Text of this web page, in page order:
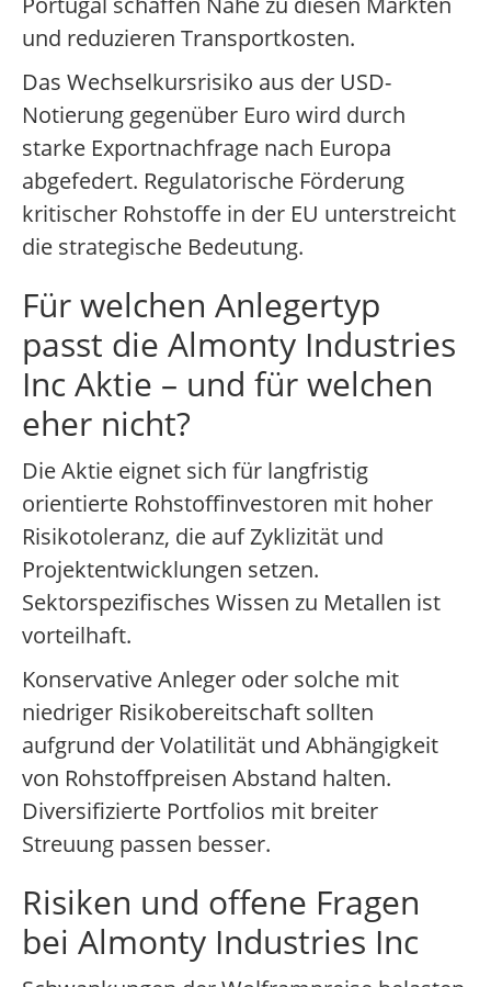
und reduzieren Transportkosten.
Das Wechselkursrisiko aus der USD-
Notierung gegenüber Euro wird durch
starke Exportnachfrage nach Europa
abgefedert. Regulatorische Förderung
kritischer Rohstoffe in der EU unterstreicht
die strategische Bedeutung.
Für welchen Anlegertyp
passt die Almonty Industries
Inc Aktie – und für welchen
eher nicht?
Die Aktie eignet sich für langfristig
orientierte Rohstoffinvestoren mit hoher
Risikotoleranz, die auf Zyklizität und
Projektentwicklungen setzen.
Sektorspezifisches Wissen zu Metallen ist
vorteilhaft.
Konservative Anleger oder solche mit
niedriger Risikobereitschaft sollten
aufgrund der Volatilität und Abhängigkeit
von Rohstoffpreisen Abstand halten.
Diversifizierte Portfolios mit breiter
Streuung passen besser.
Risiken und offene Fragen
bei Almonty Industries Inc